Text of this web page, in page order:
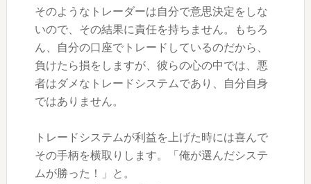
そのようなトレーダーは自分で意思決定をしな
いので、その結果に責任を持ちません。もちろ
ん、自分の口座でトレードしているのだから、
負けたら損をしますが、彼らの心の中では、悪
者はダメなトレードシステムであり、自分自身
ではありません。
トレードシステムが利益を上げた時には喜んで
その手柄を横取りします。「俺が選んだシステ
ムが勝った！」と。